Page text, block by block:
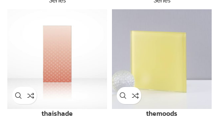
thaishade themoods